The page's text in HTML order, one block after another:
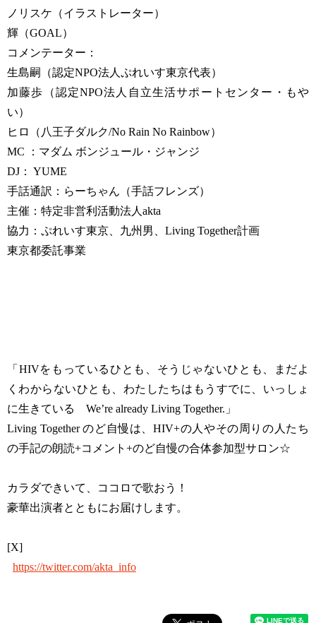
ノリスケ（イラストレーター）
輝（GOAL）
コメンテーター：
生島嗣（認定NPO法人ぷれいす東京代表）
加藤歩（認定NPO法人自立生活サポートセンター・もや
い）
ヒロ（八王子ダルク/No Rain No Rainbow）
MC ：マダム ボンジュール・ジャンジ
DJ： YUME
手話通訳：らーちゃん（手話フレンズ）
主催：特定非営利活動法人akta
協力：ぷれいす東京、九州男、Living Together計画
東京都委託事業
「HIVをもっているひとも、そうじゃないひとも、まだよ
くわからないひとも、わたしたちはもうすでに、いっしょ
に生きている We’re already Living Together.」
Living Together のど自慢は、HIV+の人やその周りの人たち
の手記の朗読+コメント+のど自慢の合体参加型サロン☆
カラダできいて、ココロで歌おう！
豪華出演者とともにお届けします。
[X]
https://twitter.com/akta_info